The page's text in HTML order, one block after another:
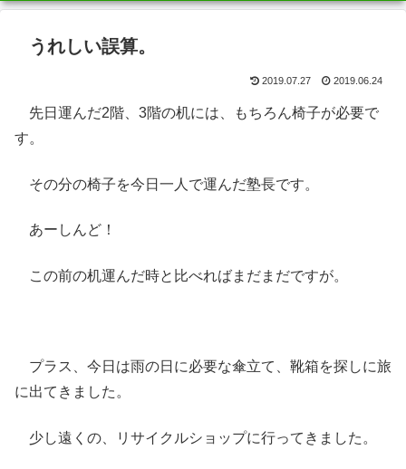
うれしい誤算。
2019.07.27 2019.06.24
先日運んだ2階、3階の机には、もちろん椅子が必要で
す。
その分の椅子を今日一人で運んだ塾長です。
あーしんど！
この前の机運んだ時と比べればまだまだですが。
プラス、今日は雨の日に必要な傘立て、靴箱を探しに旅
に出てきました。
少し遠くの、リサイクルショップに行ってきました。